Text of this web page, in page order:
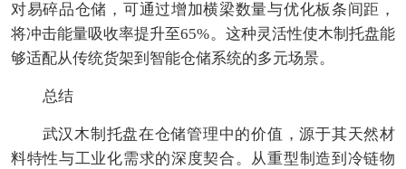
对易碎品仓储，可通过增加横梁数量与优化板条间距，
将冲击能量吸收率提升至65%。这种灵活性使木制托盘能
够适配从传统货架到智能仓储系统的多元场景。
总结
武汉木制托盘在仓储管理中的价值，源于其天然材
料特性与工业化需求的深度契合。从重型制造到冷链物